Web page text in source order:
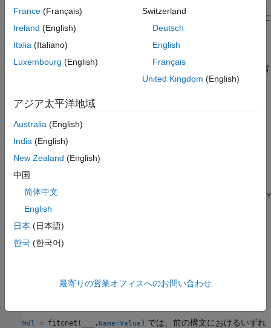
分類スコア (事後確率) および予測ラベルが生成されます。詳細に
ついては、ニューラル ネットワークの構造
と table 変数
ResponseVarName
内のクラス ラベルを使用して学習
させたニューラル ネットワーク分類モデルMdlを返します。
例
用して学習させたニューラル ネットワーク分類モデルを返しま
す。formulaは、Mdl
予測子変数サブセットの説明モデルです。
Mdl= fitcnet( Y
内のクラス ラベルを使用してニューラル ネットワーク分類モデ
ルを返します。
Mdl= fitcnet(
Mdl = fitcnet( ,Name=Value ) では、前の構文におけるいずれ
France (Français)
Ireland (English)
Italia (Italiano)
Luxembourg (English)
Switzerland
Deutsch
English
Français
United Kingdom (English)
アジア太平洋地域
Australia (English)
India (English)
New Zealand (English)
中国
简体中文
English
日本 (日本語)
한국 (한국어)
最寄りの営業オフィスへのお問い合わせ